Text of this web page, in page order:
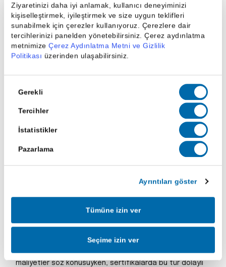
Ziyaretinizi daha iyi anlamak, kullanıcı deneyiminizi
kişiselleştirmek, iyileştirmek ve size uygun teklifleri
sunabilmek için çerezler kullanıyoruz. Çerezlere dair
tercihlerinizi panelden yönetebilirsiniz. Çerez aydınlatma
metnimize Çerez Aydınlatma Metni ve Gizlilik
Politikası üzerinden ulaşabilirsiniz.
Seçimi
Gerekli
Tercihler
İstatistikler
Pazarlama
Ayrıntıları göster
Tümüne izin ver
Seçime izin ver
olabilir; çünkü temettü ya da reel değer artışı sağlamaz.
Gümüş Sertifikası ile Gümüş Fonu
Arasındaki Farklar
iki farklı yoludur. Ancak işleyişleri, risk profilleri ve maliyet
yapıları bakımından önemli farklar içerir:
Gümüş sertifikaları doğrudan gümüş fiyatına endeksli bir
yapıya sahiptir; gümüş fonları ise portföylerinde gümüşe
Sertifikalar Borsa İstanbul’da tıpkı hisse senetleri gibi anlık
profesyonelce yönetilen portföyleri temsil eder.
maliyetler söz konusuyken, sertifikalarda bu tür dolaylı